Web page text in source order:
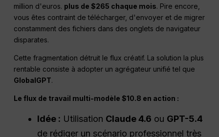
million d'euros. plus de $265 chaque mois. Pire encore,
vous êtes contraint de télécharger, d'envoyer et de migrer
constamment des fichiers dans des onglets de navigateur
disparates.
Cette fragmentation détruit le flux créatif. La solution la plus
rentable consiste à adopter un agrégateur unifié tel que
GlobalGPT.
Le flux de travail multi-modèle $10.8 en action :
Idée : Utilisation Claude 4.6 ou GPT-5.4
de rédiger un scénario professionnel très